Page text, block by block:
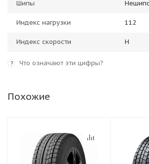
Шипы
Индекс нагрузки 112
Индекс скорости H
? Что означают эти цифры?
Похожие